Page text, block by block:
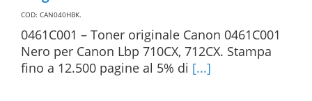
COD: CAN040HBK.
0461C001 – Toner originale Canon 0461C001
Nero per Canon Lbp 710CX, 712CX. Stampa
fino a 12.500 pagine al 5% di [...]